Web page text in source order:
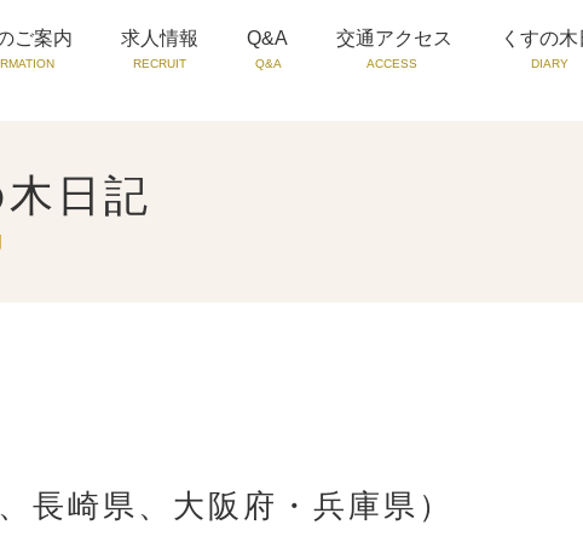
ご案内 求人情報
RECRUIT
Q&A
Q&A
交通アクセス
ACCESS
くすの
DIARY
日記
長崎県、大阪府・兵庫県）